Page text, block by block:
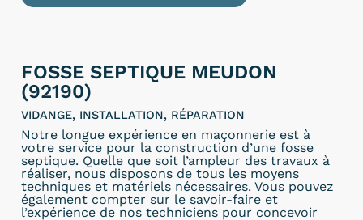
FOSSE SEPTIQUE MEUDON
(92190)
VIDANGE, INSTALLATION, RÉPARATION
Notre longue expérience en maçonnerie est à
votre service pour la construction d’une fosse
septique. Quelle que soit l’ampleur des travaux à
réaliser, nous disposons de tous les moyens
techniques et matériels nécessaires. Vous pouvez
également compter sur le savoir-faire et
l’expérience de nos techniciens pour concevoir